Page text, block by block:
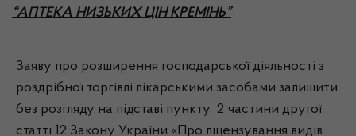
“АПТЕКА НИЗЬКИХ ЦІН КРЕМІНЬ”
Заяву про розширення господарської діяльності з
роздрібної торгівлі лікарськими засобами залишити
без розгляду на підставі пункту 2 частини другої
статті 12 Закону України «Про ліцензування видів